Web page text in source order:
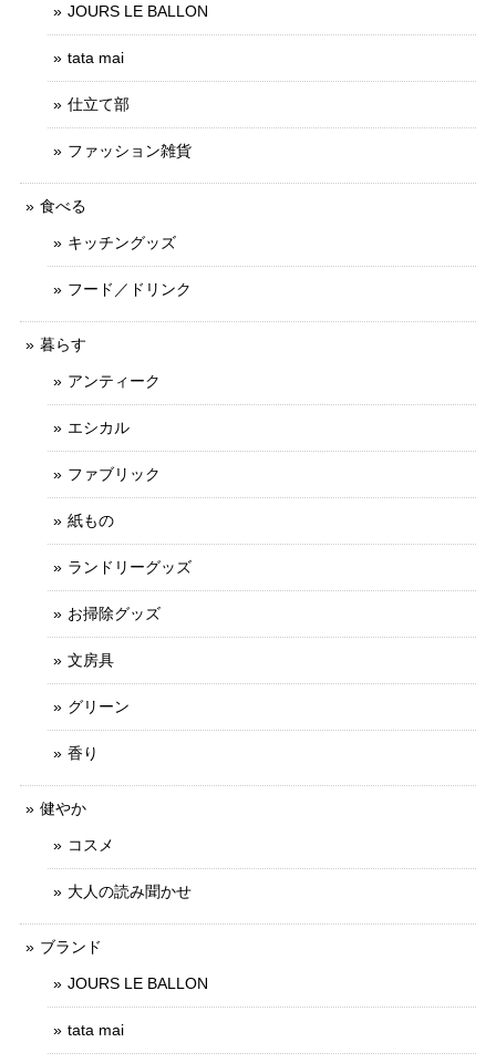
JOURS LE BALLON
tata mai
仕立て部
ファッション雑貨
食べる
キッチングッズ
フード／ドリンク
暮らす
アンティーク
エシカル
ファブリック
紙もの
ランドリーグッズ
お掃除グッズ
文房具
グリーン
香り
健やか
コスメ
大人の読み聞かせ
ブランド
JOURS LE BALLON
tata mai